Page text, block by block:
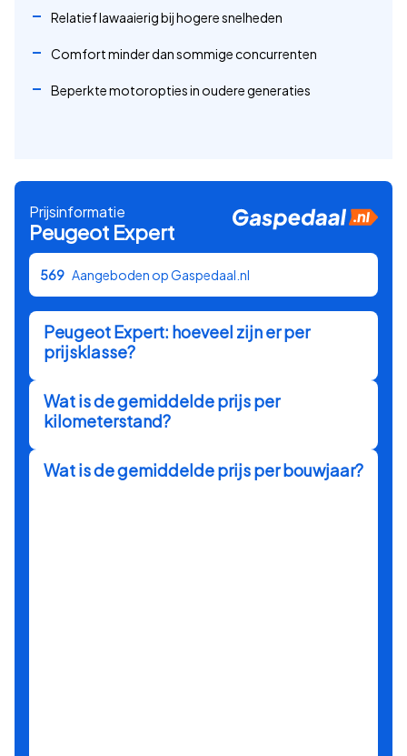
Relatief lawaaierig bij hogere snelheden
Comfort minder dan sommige concurrenten
Beperkte motoropties in oudere generaties
Prijsinformatie
Peugeot Expert
569 Aangeboden op Gaspedaal.nl
PeugeotExpert: hoeveel zijn er per
prijsklasse?
Wat is de gemiddelde prijs per
kilometerstand?
Wat is de gemiddelde prijs per bouwjaar?